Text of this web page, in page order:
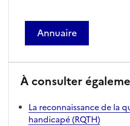
Annuaire
À consulter
La reconnaissance de la
handicapé (RQTH)